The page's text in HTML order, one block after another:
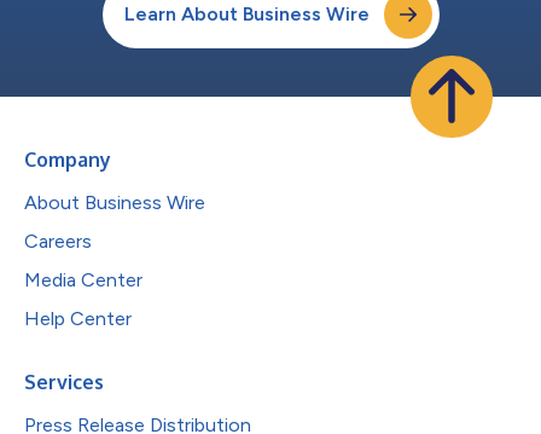
Learn About Business Wire
Company
About Business Wire
Careers
Media Center
Help Center
Services
Press Release Distribution